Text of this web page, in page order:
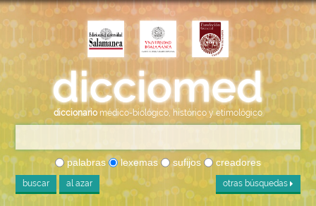
diccionario médico-biológico, histórico y etimológico
palabras lexemas sufijos creadores
buscar al azar otras búsquedas